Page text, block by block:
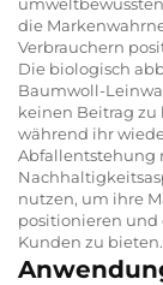
die
Verbrauchern
Die biologisch
Baumwoll-
keinen Beitrag
während ihr
Abfallentstehung
nutzen, um ihre
positionieren
Kunden zu bieten.